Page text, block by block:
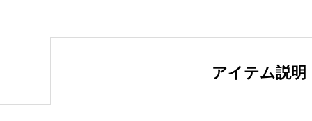
アイテム説明